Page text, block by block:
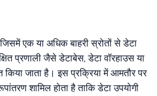
एक या अधिक बाहरी स्रोतों से डेटा
प्रणाली जैसे डेटाबेस, डेटा वॉरहाउस या
किया जाता है। इस प्रक्रिया में आमतौर पर
शामिल होता है ताकि डेटा उपयोगी